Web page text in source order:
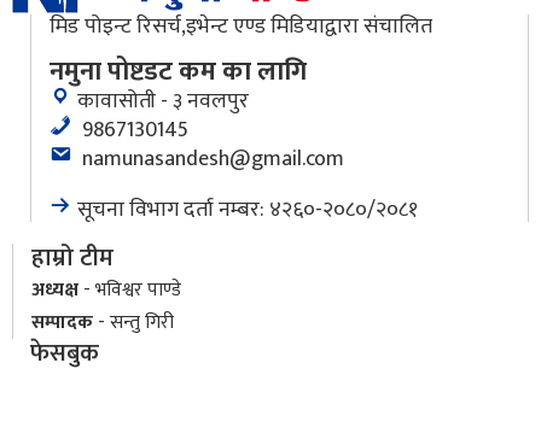
मिड पोइन्ट रिसर्च,इभेन्ट एण्ड मिडियाद्वारा संचालित
नमुना पोष्टडट कम का लागि
कावासोती - ३ नवलपुर
9867130145
namunasandesh@gmail.com
सूचना विभाग दर्ता नम्बर: ४२६०-२०८०/२०८१
हाम्रो टीम
अध्यक्ष- भविश्वर पाण्डे
सम्पादक- सन्तु गिरी
फेसबुक